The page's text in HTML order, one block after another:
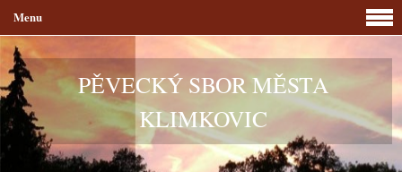
PĚVECKÝ SBOR MĚSTA
KLIMKOVIC
Menu